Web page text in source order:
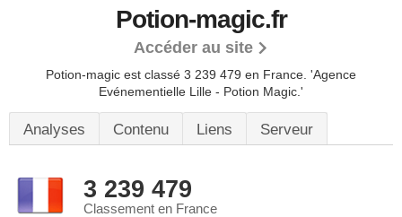
Potion-magic.fr
Accéder au site
Potion-magic est classé 3 239 479 en France. 'Agence
Evénementielle Lille - Potion Magic.'
Analyses Contenu Liens Serveur
3 239 479
Classement en France